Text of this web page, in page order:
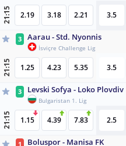
21:15 2.19 3.18 2.21 3.5
3 Aarau - Std. Nyonnis
İsviçre Challenge Lig
21:15 1.25 4.23 5.35 3.5
3 Levski Sofya - Loko Plovdiv
Bulgaristan 1. Lig
21:15 1.15 4.39 7.83 2.5
1 Boluspor - Manisa FK